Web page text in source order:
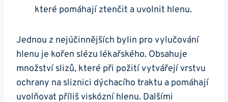
které pomáhají ztenčit a uvolnit hlenu.
Jednou⁢ z nejúčinnějších bylin pro vylučování
hlenu⁤ je ⁣kořen slézu lékařského. Obsahuje
množství slizů, které při požití vytvářejí ⁤vrstvu
ochrany‌ na⁣ sliznici‍ dýchacího traktu a⁣ pomáhají‌
uvolňovat ⁢příliš viskózní hlenu.⁣ Dalšími